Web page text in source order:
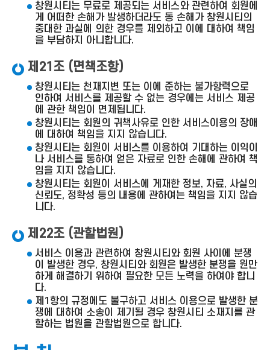
창원시티는 무료로 제공되는 서비스와 관련하여 회원에
게 어떠한 손해가 발생하더라도 동 손해가 창원시티의
중대한 과실에 의한 경우를 제외하고 이에 대하여 책임
을 부담하지 아니합니다.
제21조 (면책조항)
창원시티는 천재지변 또는 이에 준하는 불가항력으로
인하여 서비스를 제공할 수 없는 경우에는 서비스 제공
에 관한 책임이 면제됩니다.
창원시티는 회원의 귀책사유로 인한 서비스이용의 장애
에 대하여 책임을 지지 않습니다.
창원시티는 회원이 서비스를 이용하여 기대하는 이익이
나 서비스를 통하여 얻은 자료로 인한 손해에 관하여 책
임을 지지 않습니다.
창원시티는 회원이 서비스에 게재한 정보, 자료, 사실의
신뢰도, 정확성 등의 내용에 관하여는 책임을 지지 않습
니다.
제22조 (관할법원)
서비스 이용과 관련하여 창원시티와 회원 사이에 분쟁
이 발생한 경우, 창원시티와 회원은 발생한 분쟁을 원만
하게 해결하기 위하여 필요한 모든 노력을 하여야 합니
다.
제1항의 규정에도 불구하고 서비스 이용으로 발생한 분
쟁에 대하여 소송이 제기될 경우 창원시티 소재지를 관
할하는 법원을 관할법원으로 합니다.